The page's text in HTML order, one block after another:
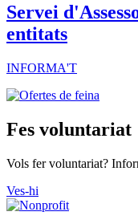
Servei
entitats
INFORMA'T
Fes voluntariat
Vols fer voluntariat?
Ves-hi